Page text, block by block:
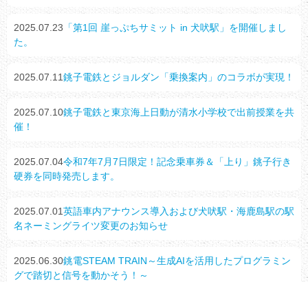
2025.07.23 「第1回 崖っぷちサミット in 犬吠駅」を開催しまし
た。
2025.07.11銚子電鉄とジョルダン「乗換案内」のコラボが実現！
2025.07.10銚子電鉄と東京海上日動が清水小学校で出前授業を共
催！
2025.07.04令和7年7月7日限定！記念乗車券＆「上り」銚子行き
硬券を同時発売します。
2025.07.01英語車内アナウンス導入および犬吠駅・海鹿島駅の駅
名ネーミングライツ変更のお知らせ
2025.06.30銚電STEAM TRAIN～生成AIを活用したプログラミン
グで踏切と信号を動かそう！～